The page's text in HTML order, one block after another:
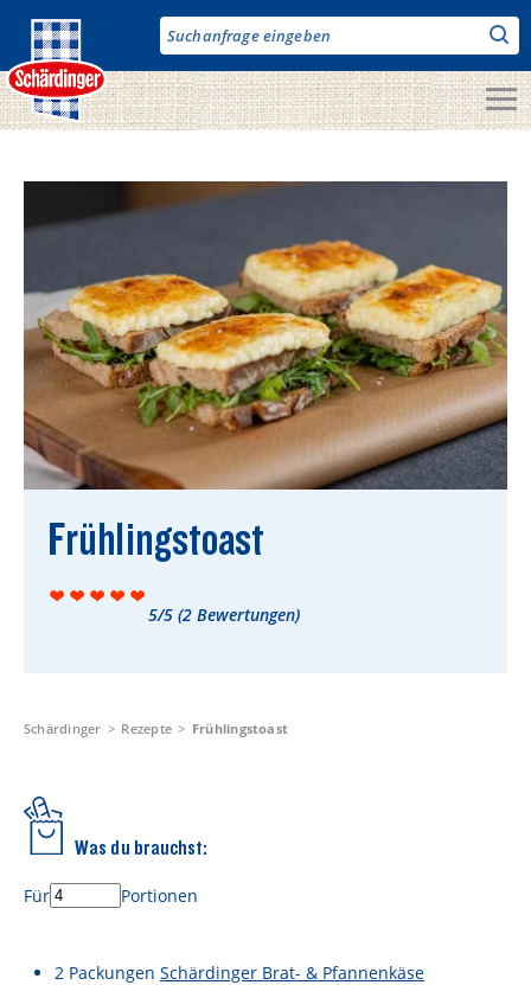
zum
Inhalt
Milch & Co.
Käse
Butter
Fruchtjoghurt & Drinks
Desserts
Bergbauern Produkte
Vegane Produkte
Rezepte
Schärdinger Käseakademie
Auf das Mehrwegglas gekommen
Frühlingstoast
5/5 (2 Bewertungen)
Schärdinger Rezepte Frühlingstoast
Was du brauchst:
Für Portionen
2 Packungen Schärdinger Brat- & Pfannenkäse